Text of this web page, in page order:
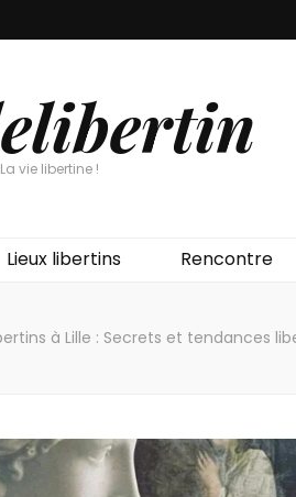
La vie libertine !
Lieux libertins Rencontre
à Lille : Secrets et tendances